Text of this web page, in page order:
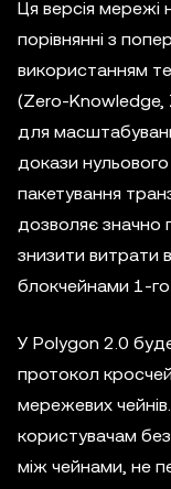
Ця версія
порівнянні з
використанням
(Zero-Knowledge,
для
докази
пакетування
дозволяє значно
знизити витрати
блокчейнами 1-го
У Polygon 2.0
протокол
мережевих
користувачам
між чейнами, не